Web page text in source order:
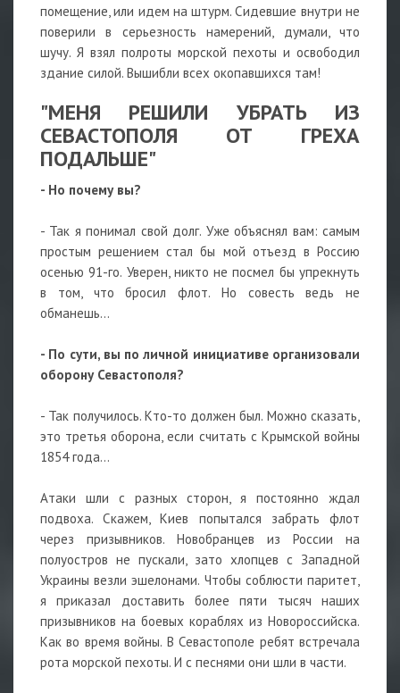
помещение, или идем на штурм. Сидевшие внутри не
поверили в серьезность намерений, думали, что
шучу. Я взял полроты морской пехоты и освободил
здание силой. Вышибли всех окопавшихся там!
"МЕНЯ РЕШИЛИ УБРАТЬ ИЗ
СЕВАСТОПОЛЯ ОТ ГРЕХА
ПОДАЛЬШЕ"
- Но почему вы?
- Так я понимал свой долг. Уже объяснял вам: самым
простым решением стал бы мой отъезд в Россию
осенью 91-го. Уверен, никто не посмел бы упрекнуть
в том, что бросил флот. Но совесть ведь не
обманешь...
- По сути, вы по личной инициативе организовали
оборону Севастополя?
- Так получилось. Кто-то должен был. Можно сказать,
это третья оборона, если считать с Крымской войны
1854 года...
Атаки шли с разных сторон, я постоянно ждал
подвоха. Скажем, Киев попытался забрать флот
через призывников. Новобранцев из России на
полуостров не пускали, зато хлопцев с Западной
Украины везли эшелонами. Чтобы соблюсти паритет,
я приказал доставить более пяти тысяч наших
призывников на боевых кораблях из Новороссийска.
Как во время войны. В Севастополе ребят встречала
рота морской пехоты. И с песнями они шли в части.